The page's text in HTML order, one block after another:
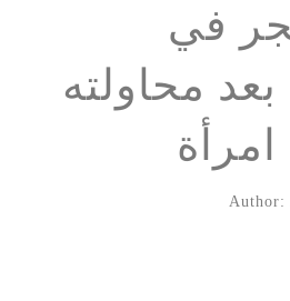
في
محاولته
Author: